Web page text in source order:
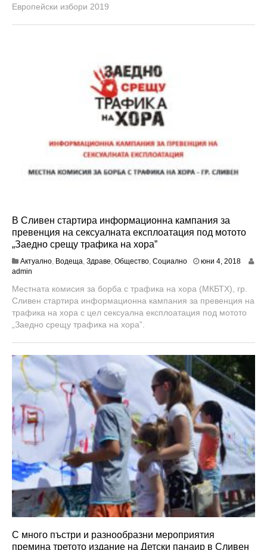
2
Европейски избори 2019
В Сливен стартира информационна кампания за
превенция на сексуалната експлоатация под мотото
„Заедно срещу трафика на хора”
Актуално, Водеща, Здраве, Общество, Социално юни 4, 2018ю
8
,
2
8
admin
Местната комисия за борба с трафика на хора (МКБТХ), гр.
Сливен стартира информационна кампания за превенция на
трафика на хора с цел сексуална експлоатация под мотото
„Заедно срещу трафика на хора”.
С много пъстри и разнообразни мероприятия
премина третото издание на Детски панаир в Сливен